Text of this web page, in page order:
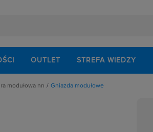
OUTLET STREFA WIEDZY
modułowa nn
Gniazda modułowe